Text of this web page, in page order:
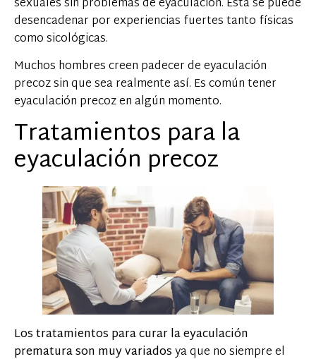
desencadenar por experiencias fuertes tanto físicas
como sicológicas.
Muchos hombres creen padecer de eyaculación
precoz sin que sea realmente así. Es común tener
eyaculación precoz en algún momento.
Tratamientos para la
eyaculación precoz
Los tratamientos para curar la eyaculación
prematura son muy variadosya que no siempre el